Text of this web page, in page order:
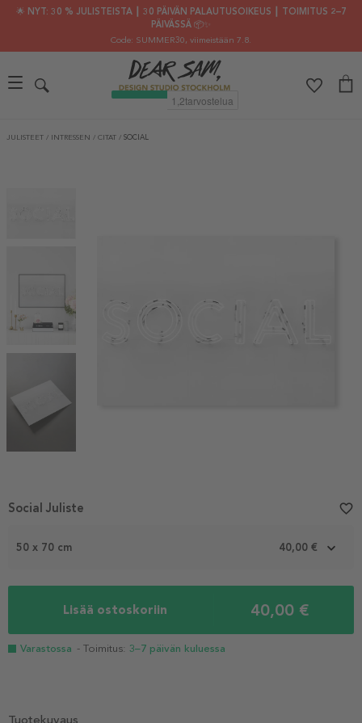
🌟 NYT: 30 % JULISTEISTA ┃ 30 PÄIVÄN PALAUTUSOIKEUS ┃ TOIMITUS 2–7
PÄIVÄSSÄ 📦✨
Code: SUMMER30, viimeistään 7.8.
JULISTEET / INTRESSEN / CITAT / SOCIAL
Item
50 x 70 cm 40,00 €
Lisää ostoskoriin 40,00 €
Varastossa - Toimitus: 3–7 päivän kuluessa
Social Juliste favorite_border
Tuotekuvaus